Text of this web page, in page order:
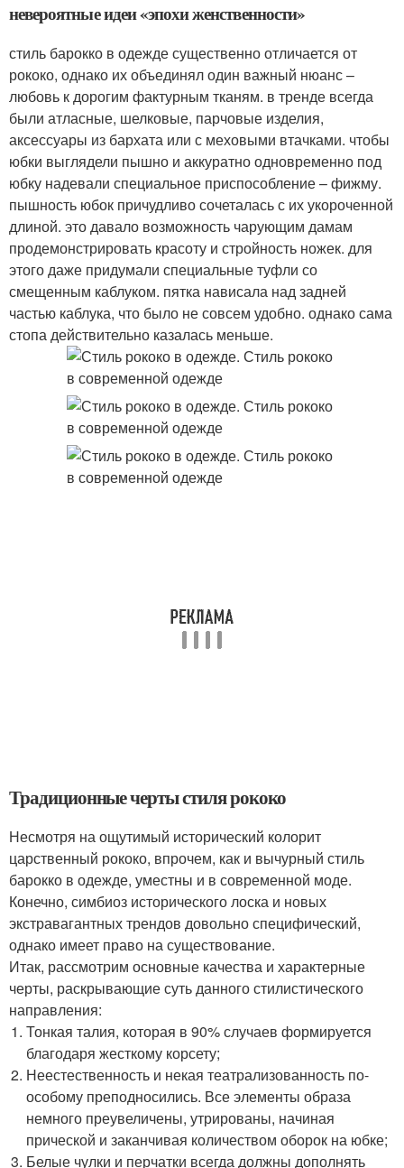
невероятные идеи «эпохи женственности»
стиль барокко в одежде существенно отличается от
рококо, однако их объединял один важный нюанс –
любовь к дорогим фактурным тканям. в тренде всегда
были атласные, шелковые, парчовые изделия,
аксессуары из бархата или с меховыми втачками. чтобы
юбки выглядели пышно и аккуратно одновременно под
юбку надевали специальное приспособление – фижму.
пышность юбок причудливо сочеталась с их укороченной
длиной. это давало возможность чарующим дамам
продемонстрировать красоту и стройность ножек. для
этого даже придумали специальные туфли со
смещенным каблуком. пятка нависала над задней
частью каблука, что было не совсем удобно. однако сама
стопа действительно казалась меньше.
Традиционные черты стиля рококо
Несмотря на ощутимый исторический колорит
царственный рококо, впрочем, как и вычурный стиль
барокко в одежде, уместны и в современной моде.
Конечно, симбиоз исторического лоска и новых
экстравагантных трендов довольно специфический,
однако имеет право на существование.
Итак, рассмотрим основные качества и характерные
черты, раскрывающие суть данного стилистического
направления:
Тонкая талия, которая в 90% случаев формируется
благодаря жесткому корсету;
Неестественность и некая театрализованность по-
особому преподносились. Все элементы образа
немного преувеличены, утрированы, начиная
прической и заканчивая количеством оборок на юбке;
Белые чулки и перчатки всегда должны дополнять